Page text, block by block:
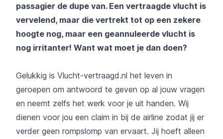
passagier de dupe van. Een vertraagde vlucht is
vervelend, maar die vertrekt tot op een zekere
hoogte nog, maar een geannuleerde vlucht is
nog irritanter! Want wat moet je dan doen?
Gelukkig is Vlucht-vertraagd.nl het leven in
geroepen om antwoord te geven op al jouw vragen
en neemt zelfs het werk voor je uit handen. Wij
dienen voor jou een claim in bij de airline zodat jij er
verder geen rompslomp van ervaart. Jij hoeft alleen